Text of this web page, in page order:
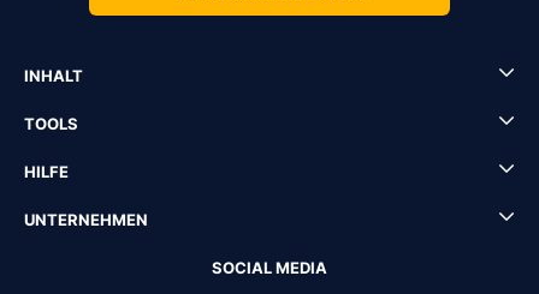
INHALT
TOOLS
HILFE
UNTERNEHMEN
SOCIAL MEDIA